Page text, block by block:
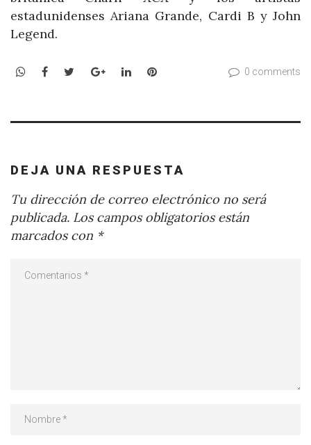
estadunidenses Ariana Grande, Cardi B y John
Legend.
WhatsApp
Facebook
TwitterGoogle+LinkedInPinterest 0 comments
DEJA UNA RESPUESTA
Tu dirección de correo electrónico no será
publicada. Los campos obligatorios están
marcados con *